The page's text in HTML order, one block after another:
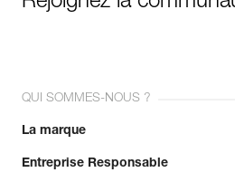
QUI SOMMES-NOUS ?
La marque
Entreprise Responsable